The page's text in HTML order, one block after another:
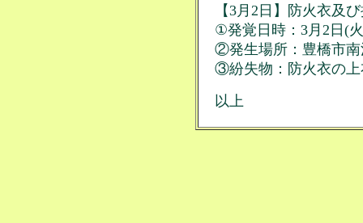
【3月2日】防火衣及
①発覚日時：3月2日(
②発生場所：豊橋市
③紛失物：防火衣の
以上